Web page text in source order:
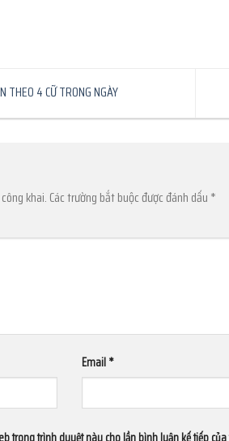
THEO 4 CỮ TRONG NGÀY
khai. Các trường bắt buộc được đánh dấu *
Email*